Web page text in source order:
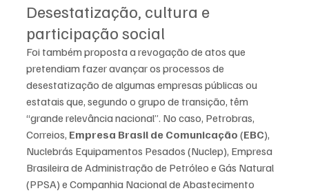
Desestatização, cultura e
participação social
Foi também proposta a revogação de atos que
pretendiam fazer avançar os processos de
desestatização de algumas empresas públicas ou
estatais que, segundo o grupo de transição, têm
“grande relevância nacional”. No caso, Petrobras,
Correios, Empresa Brasil de Comunicação (EBC),
Nuclebrás Equipamentos Pesados (Nuclep), Empresa
Brasileira de Administração de Petróleo e Gás Natural
(PPSA) e Companhia Nacional de Abastecimento